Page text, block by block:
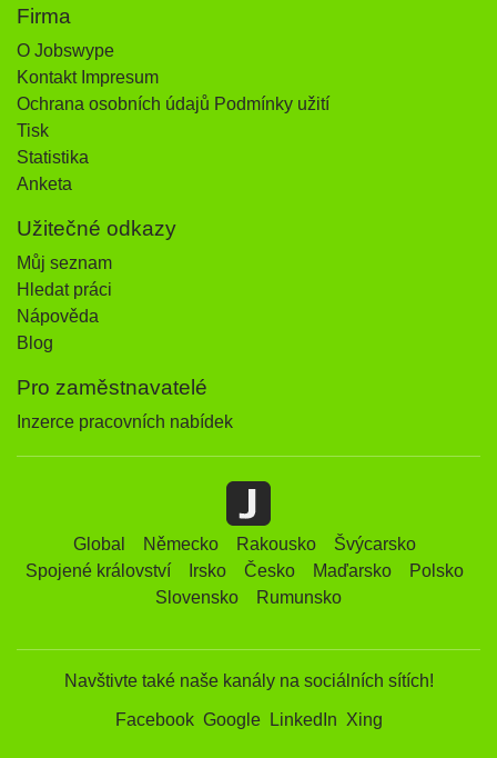
Firma
O Jobswype
Kontakt Impresum
Ochrana osobních údajů Podmínky užití
Tisk
Statistika
Anketa
Užitečné odkazy
Můj seznam
Hledat práci
Nápověda
Blog
Pro zaměstnavatelé
Inzerce pracovních nabídek
Global Německo Rakousko
Švýcarsko
Spojené království
Irsko Česko Maďarsko
Polsko
Slovensko
Rumunsko
Navštivte také naše kanály na sociálních sítích!
Facebook Google LinkedIn Xing